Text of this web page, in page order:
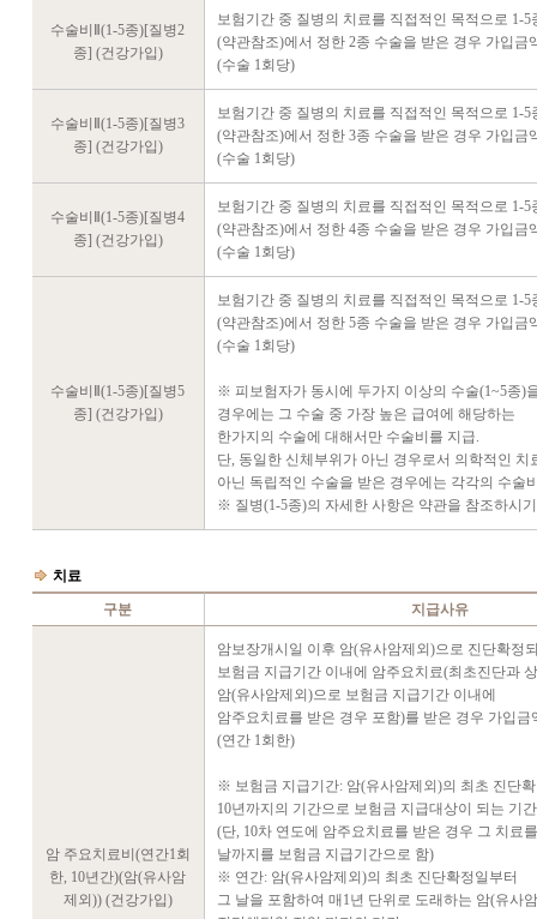
수술비Ⅱ(1-5종)[질병2
종] (건강가입)
보험기간 중 질병의 치료를 직접적인 목적으로 1-5
(약관참조)에서 정한 2종 수술을 받은 경우 가입금
(수술 1회당)
수술비Ⅱ(1-5종)[질병3
종] (건강가입)
보험기간 중 질병의 치료를 직접적인 목적으로 1-5
(약관참조)에서 정한 3종 수술을 받은 경우 가입금
(수술 1회당)
수술비Ⅱ(1-5종)[질병4
종] (건강가입)
보험기간 중 질병의 치료를 직접적인 목적으로 1-5
(약관참조)에서 정한 4종 수술을 받은 경우 가입금
(수술 1회당)
수술비Ⅱ(1-5종)[질병5
종] (건강가입)
보험기간 중 질병의 치료를 직접적인 목적으로 1-5
(약관참조)에서 정한 5종 수술을 받은 경우 가입금
(수술 1회당)
※ 피보험자가 동시에 두가지 이상의 수술(1~5종)
경우에는 그 수술 중 가장 높은 급여에 해당하는
한가지의 수술에 대해서만 수술비를 지급.
단, 동일한 신체부위가 아닌 경우로서 의학적인 치
아닌 독립적인 수술을 받은 경우에는 각각의 수술
※ 질병(1-5종)의 자세한 사항은 약관을 참조하시
치료
구분
지급사유
암 주요치료비(연간1회
한, 10년간)(암(유사암
제외)) (건강가입)
암보장개시일 이후 암(유사암제외)으로 진단확정
보험금 지급기간 이내에 암주요치료(최초진단과
암(유사암제외)으로 보험금 지급기간 이내에
암주요치료를 받은 경우 포함)를 받은 경우 가입금
(연간 1회한)
※ 보험금 지급기간: 암(유사암제외)의 최초 진단
10년까지의 기간으로 보험금 지급대상이 되는 기간
(단, 10차 연도에 암주요치료를 받은 경우 그 치료
날까지를 보험금 지급기간으로 함)
※ 연간: 암(유사암제외)의 최초 진단확정일부터
그 날을 포함하여 매1년 단위로 도래하는 암(유사